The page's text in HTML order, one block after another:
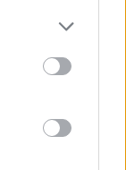
more Google
may click to
party tags to
below Google
σε
του ζωή